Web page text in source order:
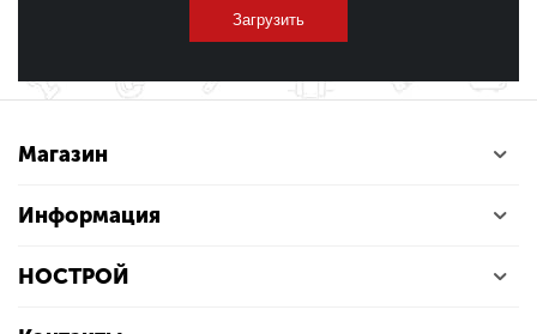
Загрузить
Магазин
Информация
НОСТРОЙ